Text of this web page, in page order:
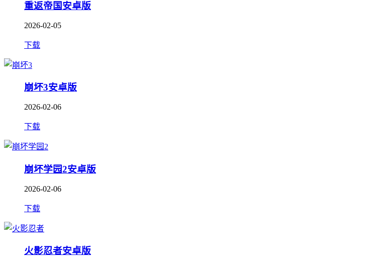
重返帝国安卓版
2026-02-05
下载
崩坏3安卓版
2026-02-06
下载
崩坏学园2安卓版
2026-02-06
下载
火影忍者安卓版